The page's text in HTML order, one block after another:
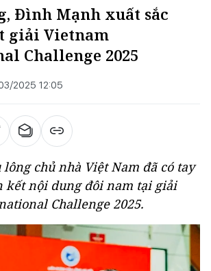
Đình Mạnh xuất sắc
giải Vietnam
Challenge 2025
2025 12:05
lông chủ nhà Việt Nam đã có tay
kết nội dung đôi nam tại giải
Challenge 2025.